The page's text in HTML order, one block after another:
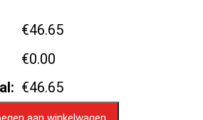
€46.65
€0.00
€46.65